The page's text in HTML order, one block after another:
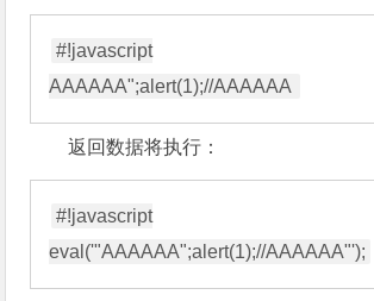
#!javascript
返回数据将执行：
#!javascript